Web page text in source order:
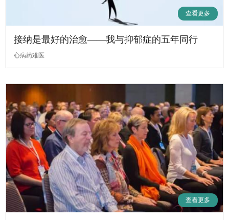
查看更多
接纳是最好的治愈——我与抑郁症的五年同行
心病药难医
查看更多